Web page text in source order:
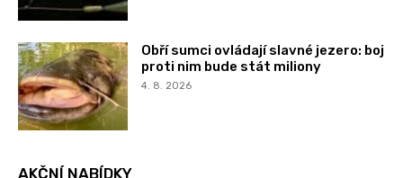
Obří sumci ovládají slavné jezero: boj
proti nim bude stát miliony
4. 8. 2026
AKČNÍ NABÍDKY